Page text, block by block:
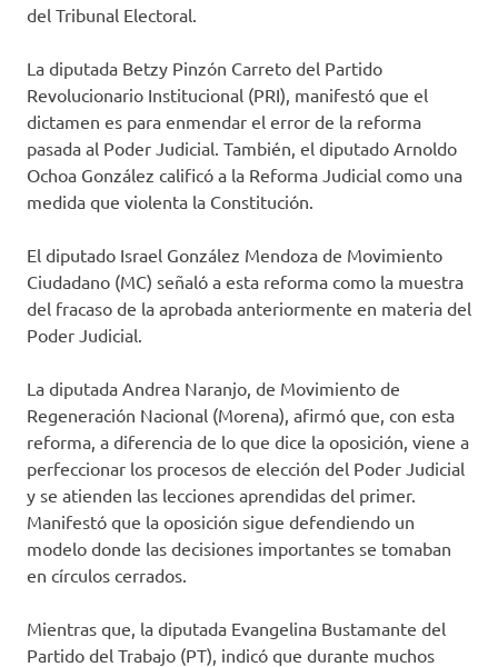
del Tribunal Electoral.
La diputada Betzy Pinzón Carreto del Partido
Revolucionario Institucional (PRI), manifestó que el
dictamen es para enmendar el error de la reforma
pasada al Poder Judicial. También, el diputado Arnoldo
Ochoa González calificó a la Reforma Judicial como una
medida que violenta la Constitución.
El diputado Israel González Mendoza de Movimiento
Ciudadano (MC) señaló a esta reforma como la muestra
del fracaso de la aprobada anteriormente en materia del
Poder Judicial.
La diputada Andrea Naranjo, de Movimiento de
Regeneración Nacional (Morena), afirmó que, con esta
reforma, a diferencia de lo que dice la oposición, viene a
perfeccionar los procesos de elección del Poder Judicial
y se atienden las lecciones aprendidas del primer.
Manifestó que la oposición sigue defendiendo un
modelo donde las decisiones importantes se tomaban
en círculos cerrados.
Mientras que, la diputada Evangelina Bustamante del
Partido del Trabajo (PT), indicó que durante muchos